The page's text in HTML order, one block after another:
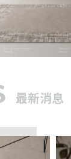
最新消息